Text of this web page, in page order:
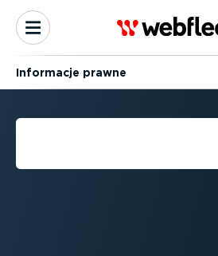
Informacje prawne
INFORMACJE